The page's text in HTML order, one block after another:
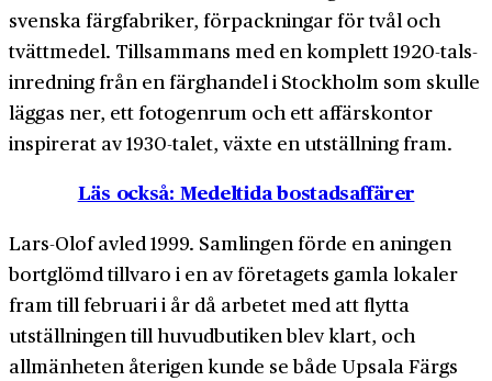
svenska färg­fabriker, förpackningar för tvål och
tvätt­medel. Tillsammans med en komplett 1920-tals­
inredning från en färg­handel i Stockholm som skulle
läggas ner, ett fotogen­rum och ett affärs­kontor
inspirerat av 1930-talet, växte en utställning fram.
Läs också: Medeltida bostadsaffärer
Lars-Olof avled 1999. Samlingen förde en aningen
bortglömd tillvaro i en av företagets gamla lokaler
fram till februari i år då arbetet med att flytta
utställningen till huvud­butiken blev klart, och
allmänheten återigen kunde se både Upsala Färgs